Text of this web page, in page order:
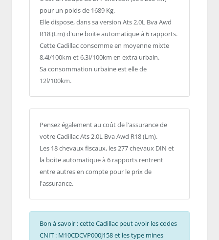
pour un poids de 1689 Kg.
Elle dispose, dans sa version Ats 2.0L Bva Awd
R18 (Lm) d'une boite automatique à 6 rapports.
Cette Cadillac consomme en moyenne mixte
8,4l/100km et 6,3l/100km en extra urbain.
Sa consommation urbaine est elle de
12l/100km.
Pensez également au coût de l'assurance de
votre Cadillac Ats 2.0L Bva Awd R18 (Lm).
Les 18 chevaux fiscaux, les 277 chevaux DIN et
la boite automatique à 6 rapports rentrent
entre autres en compte pour le prix de
l'assurance.
Bon à savoir : cette Cadillac peut avoir les codes
CNIT : M10CDCVP000J158 et les type mines